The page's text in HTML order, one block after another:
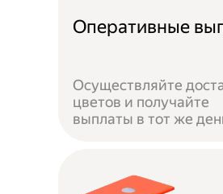
Оперативные
Осуществляйте
цветов и получайте
выплаты в тот же